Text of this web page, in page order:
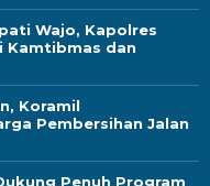
Wajo, Kapolres
Kamtibmas dan
Koramil
Pembersihan Jalan
Penuh Program